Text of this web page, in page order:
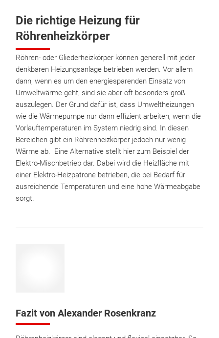
Die richtige Heizung für
Röhrenheizkörper
Röhren- oder Gliederheizkörper können generell mit jeder
denkbaren Heizungsanlage betrieben werden. Vor allem
dann, wenn es um den energiesparenden Einsatz von
Umweltwärme geht, sind sie aber oft besonders groß
auszulegen. Der Grund dafür ist, dass Umweltheizungen
wie die Wärmepumpe nur dann effizient arbeiten, wenn die
Vorlauftemperaturen im System niedrig sind. In diesen
Bereichen gibt ein Röhrenheizkörper jedoch nur wenig
Wärme ab. Eine Alternative stellt hier zum Beispiel der
Elektro-Mischbetrieb dar. Dabei wird die Heizfläche mit
einer Elektro-Heizpatrone betrieben, die bei Bedarf für
ausreichende Temperaturen und eine hohe Wärmeabgabe
sorgt.
Fazit von Alexander Rosenkranz